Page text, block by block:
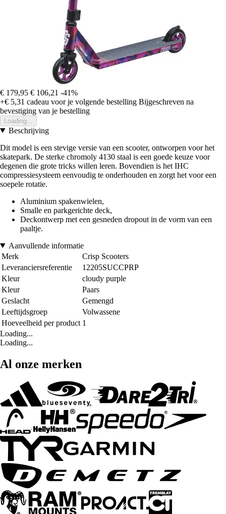
€ 179,95 € 106,21 -41%
+€ 5,31 cadeau voor je volgende bestelling Bijgeschreven na
bevestiging van je bestelling
Loading...
Beschrijving
Dit model is een stevige versie van een scooter, ontworpen voor het
skatepark. De sterke chromoly 4130 staal is een goede keuze voor
degenen die grote tricks willen leren. Bovendien is het IHC
compressiesysteem eenvoudig te onderhouden en zorgt het voor een
soepele rotatie.
Aluminium spakenwielen,
Smalle en parkgerichte deck,
Deckontwerp met een gesneden dropout in de vorm van een
paaltje.
Aanvullende informatie
Merk
Crisp Scooters
Leveranciersreferentie
12205SUCCPRP
Kleur
cloudy purple
Kleur
Paars
Geslacht
Gemengd
Leeftijdsgroep
Volwassene
Hoeveelheid per product 1
Loading...
Loading...
Al onze merken